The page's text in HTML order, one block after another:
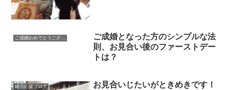
ご成婚おめでとうございます
ご成婚となった方のシンプルな法
則、お見合い後のファーストデー
トは？
婚活応援ブログ お見合いじたいがときめきです！